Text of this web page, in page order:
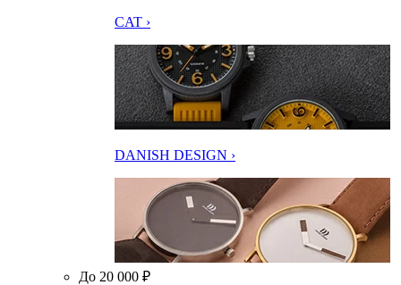
CAT ›
DANISH DESIGN ›
До 20 000 ₽